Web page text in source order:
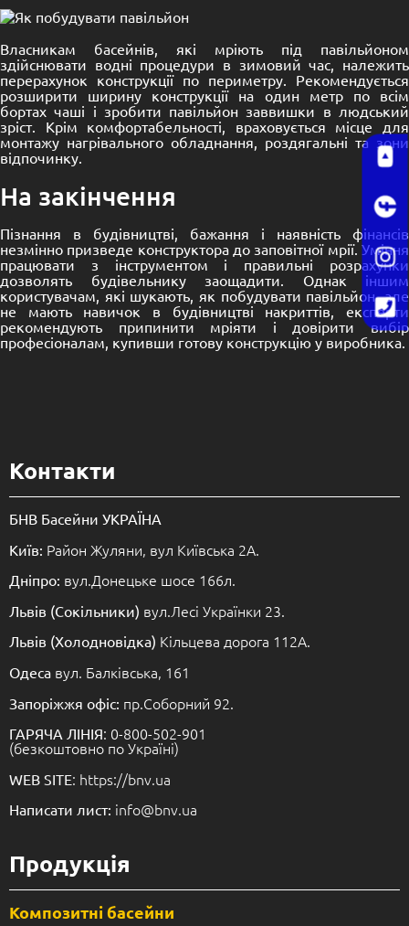
Власникам басейнів, які мріють під павільйоном
здійснювати водні процедури в зимовий час, належить
перерахунок конструкції по периметру. Рекомендується
розширити ширину конструкції на один метр по всім
бортах чаші і зробити павільйон заввишки в людський
зріст. Крім комфортабельності, враховується місце для
монтажу нагрівального обладнання, роздягальні та зони
відпочинку.
На закінчення
Пізнання в будівництві, бажання і наявність фінансів
незмінно призведе конструктора до заповітної мрії. Уміння
працювати з інструментом і правильні розрахунки
дозволять будівельнику заощадити. Однак іншим
користувачам, які шукають, як побудувати павільйон, але
не мають навичок в будівництві накриттів, експерти
рекомендують припинити мріяти і довірити вибір
професіоналам, купивши готову конструкцію у виробника.
Контакти
БНВ Басейни УКРАЇНА
Київ: Район Жуляни, вул Київська 2А.
Дніпро: вул.Донецьке шосе 166л.
Львів (Сокільники) вул.Лесі Українки 23.
Львів (Холодновідка) Кільцева дорога 112А.
Одеса вул. Балківська, 161
Запоріжжя офіс: пр.Соборний 92.
ГАРЯЧА ЛІНІЯ: 0-800-502-901
(безкоштовно по Україні)
WEB SITE: https://bnv.ua
Написати лист: info@bnv.ua
Продукція
Композитні басейни